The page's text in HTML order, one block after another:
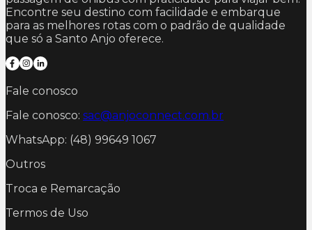
Encontre seu destino com facilidade e embarque
para as melhores rotas com o padrão de qualidade
que só a Santo Anjo oferece.
Fale conosco
Fale conosco: sac@anjoconnect.com.br
WhatsApp: (48) 99649 1067
Outros
Troca e Remarcação
Termos de Uso